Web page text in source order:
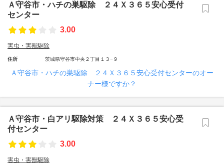
Ａ守谷市・ハチの巣駆除 ２４Ｘ３６５安心受付
センター
3.00
害虫・害獣駆除
住所 茨城県守谷市中央２丁目１３−９
Ａ守谷市・ハチの巣駆除 ２４Ｘ３６５安心受付センターのオー
ナー様ですか？
Ａ守谷市・白アリ駆除対策 ２４Ｘ３６５安心受
付センター
3.00
害虫・害獣駆除